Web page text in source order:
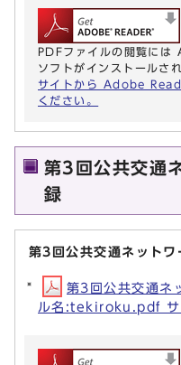
PDFファイルの閲覧に
ソフトがインストールさ
サイトから Adobe
ください。
第3回公共交通
録
第3回公共交通ネットワ
第3回公共交通ネ
ル名:tekiroku.pdf サ